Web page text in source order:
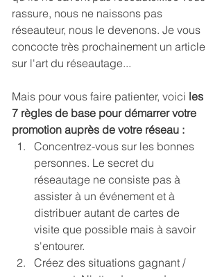
rassure, nous ne naissons pas
réseauteur, nous le devenons. Je vous
concocte très prochainement un article
sur l'art du réseautage...
Mais pour vous faire patienter, voici les
7 règles de base pour démarrer votre
promotion auprès de votre réseau :
Concentrez-vous sur les bonnes
personnes. Le secret du
réseautage ne consiste pas à
assister à un événement et à
distribuer autant de cartes de
visite que possible mais à savoir
s'entourer.
Créez des situations gagnant /